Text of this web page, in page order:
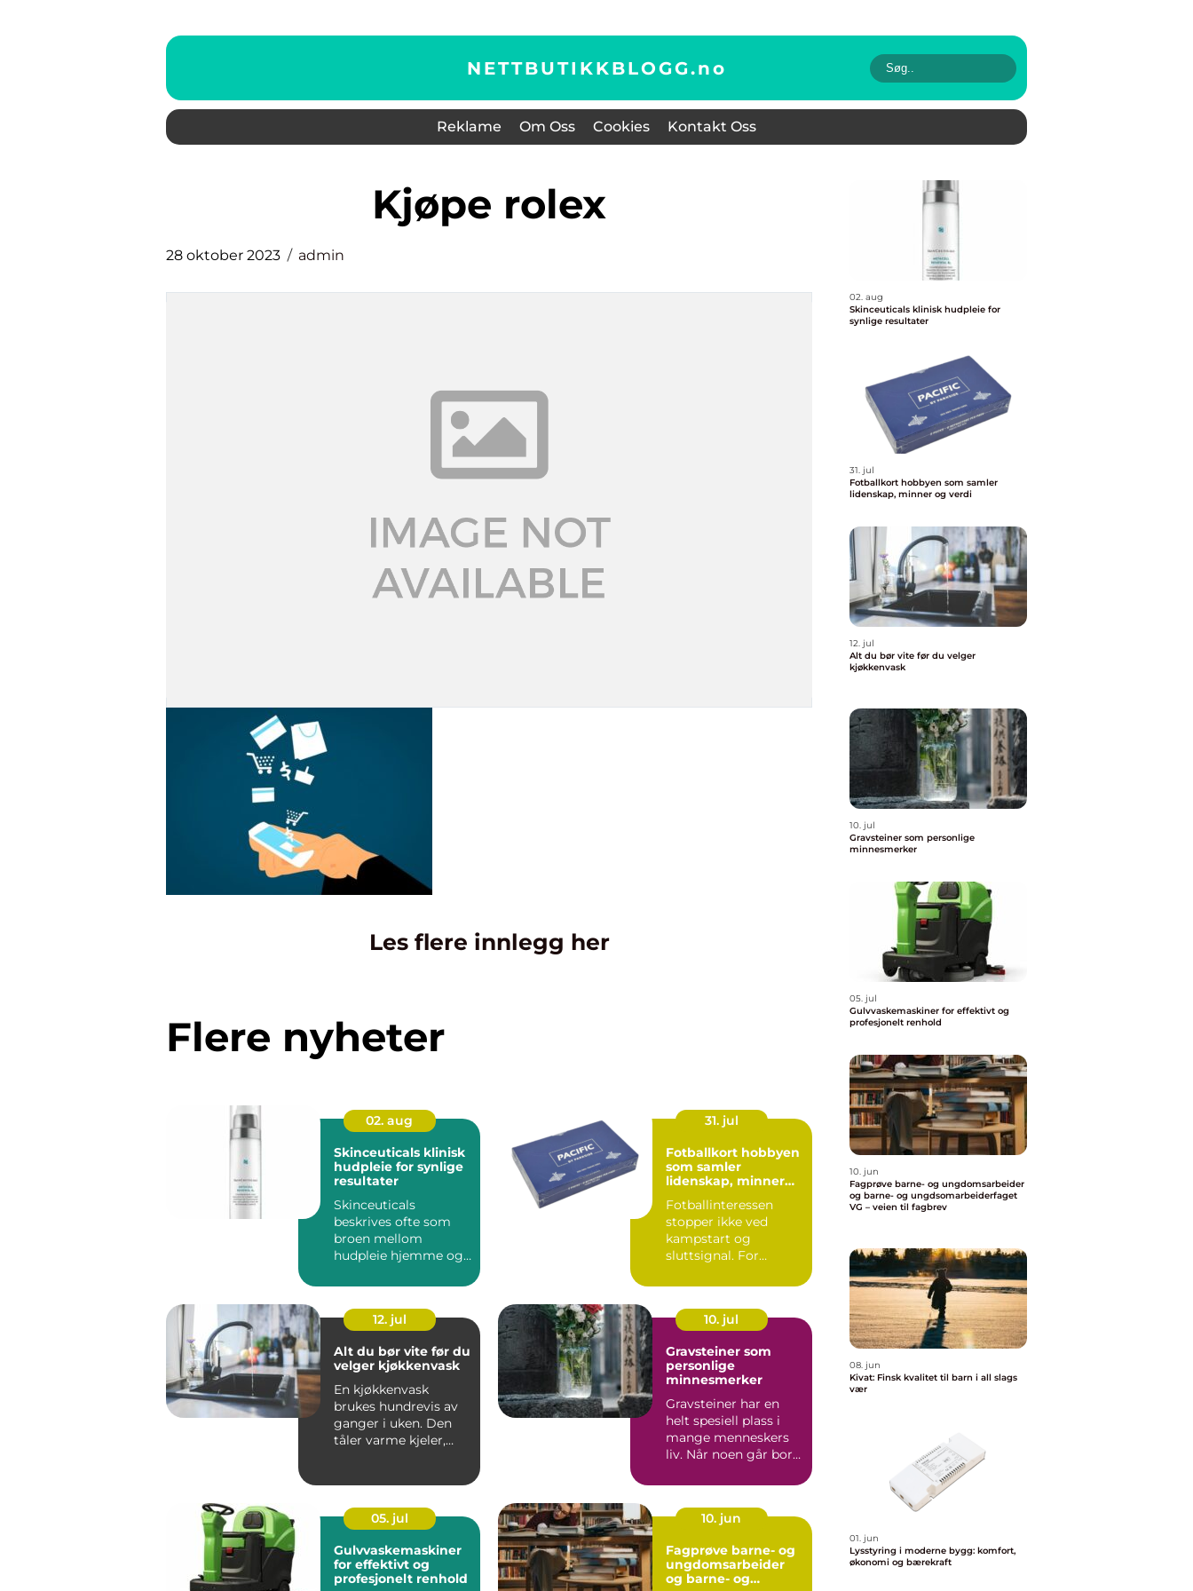
NETTBUTIKKBLOGG.no
Reklame Om Oss Cookies Kontakt Oss
kjøpe rolex
28 oktober 2023 admin
Les flere innlegg her
Flere nyheter
02. aug
Skinceuticals klinisk
hudpleie for synlige
resultater
Skinceuticals
beskrives ofte som
broen mellom
hudpleie hjemme og
Serien er ut...
31. jul
Fotballkort hobbyen
som samler
lidenskap, minner
Fotballinteressen
stopper ikke ved
kampstart og
sluttsignal. For
engasjementet i sa...
12. jul
Alt du bør vite før du
velger kjøkkenvask
En kjøkkenvask
brukes hundrevis av
ganger i uken. Den
tåler varme kjeler,
10. jul
Gravsteiner som
personlige
minnesmerker
Gravsteiner har en
helt spesiell plass i
mange menneskers
liv. Når noen går bort,
05. jul
Gulvvaskemaskiner
for effektivt og
profesjonelt renhold
10. jun
Fagprøve barne- og
ungdomsarbeider
og barne- og
02. aug
Skinceuticals klinisk hudpleie for
synlige resultater
31. jul
Fotballkort hobbyen som samler
lidenskap, minner og verdi
12. jul
Alt du bør vite før du velger
kjøkkenvask
10. jul
Gravsteiner som personlige
minnesmerker
05. jul
Gulvvaskemaskiner for effektivt og
profesjonelt renhold
10. jun
Fagprøve barne- og ungdomsarbeider
og barne- og ungdsomarbeiderfaget
VG – veien til fagbrev
08. jun
Kivat: Finsk kvalitet til barn i all slags
vær
01. jun
Lysstyring i moderne bygg: komfort,
økonomi og bærekraft